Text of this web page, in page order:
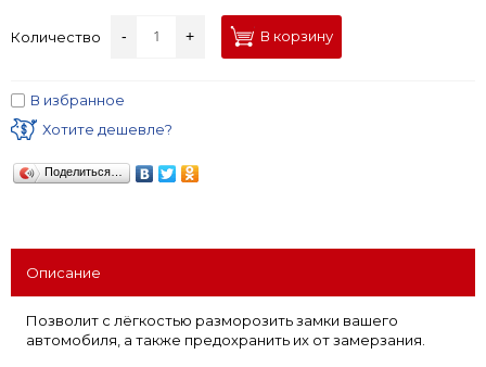
Количество - + В корзину
В избранное
Хотите дешевле?
Поделиться…
Описание
Позволит с лёгкостью разморозить замки вашего
автомобиля, а также предохранить их от замерзания.